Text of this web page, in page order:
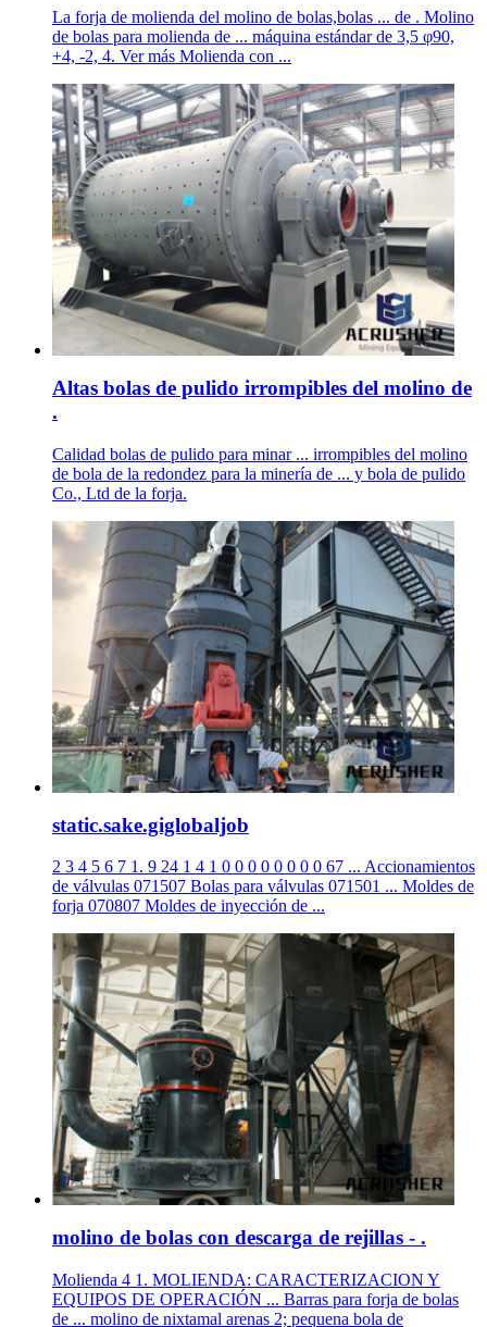
La forja de molienda del molino de bolas,bolas ... de . Molino
de bolas para molienda de ... máquina estándar de 3,5 φ90,
+4, -2, 4. Ver más Molienda con ...
Altas bolas de pulido irrompibles del molino de
.
Calidad bolas de pulido para minar ... irrompibles del molino
de bola de la redondez para la minería de ... y bola de pulido
Co., Ltd de la forja.
static.sake.giglobaljob
2 3 4 5 6 7 1. 9 24 1 4 1 0 0 0 0 0 0 0 0 67 ... Accionamientos
de válvulas 071507 Bolas para válvulas 071501 ... Moldes de
forja 070807 Moldes de inyección de ...
molino de bolas con descarga de rejillas - .
Molienda 4 1. MOLIENDA: CARACTERIZACION Y
EQUIPOS DE OPERACIÓN ... Barras para forja de bolas
de ... molino de nixtamal arenas 2; pequena bola de